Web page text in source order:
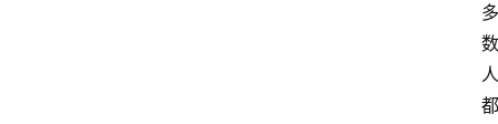
多
数
人
都